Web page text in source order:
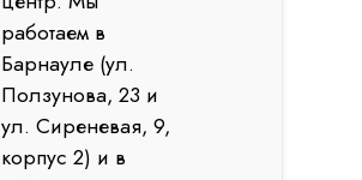
работаем в
Барнауле (ул.
Ползунова, 23 и
ул. Сиреневая, 9,
корпус 2) и в